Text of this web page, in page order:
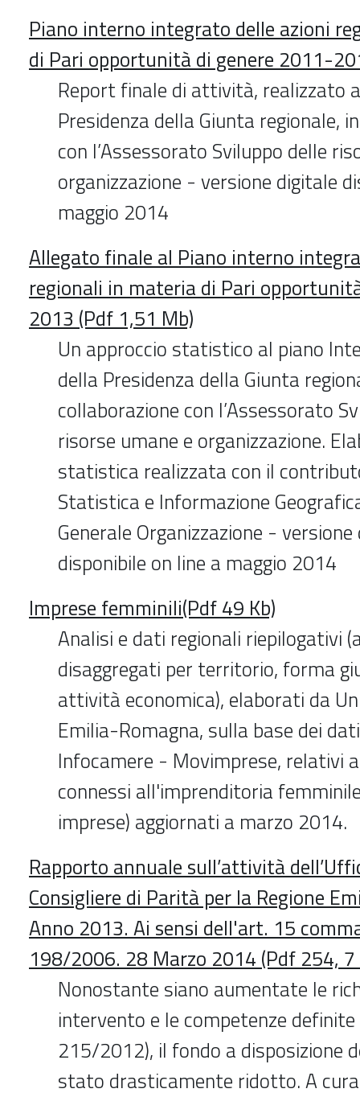
Piano interno integrato delle azioni
di Pari opportunità di genere 2011-
Report finale di attività, realizzato
Presidenza della Giunta regionale,
con l’Assessorato Sviluppo delle
organizzazione - versione digitale
maggio 2014
Allegato finale al Piano interno
regionali in materia di Pari
2013 (Pdf 1,51 Mb)
Un approccio statistico al piano
della Presidenza della Giunta
collaborazione con l’Assessorato
risorse umane e organizzazione.
statistica realizzata con il
Statistica e Informazione
Generale Organizzazione -
disponibile on line a maggio 2014
Imprese femminili(Pdf 49 Kb)
Analisi e dati regionali riepilogativi
disaggregati per territorio, forma
attività economica), elaborati da
Emilia-Romagna, sulla base dei
Infocamere - Movimprese, relativi
connessi all'imprenditoria
imprese) aggiornati a marzo 2014.
Rapporto annuale sull’attività
Consigliere di Parità per la Regione
Anno 2013. Ai sensi dell'art. 15
198/2006. 28 Marzo 2014 (Pdf 254, 7
Nonostante siano aumentate le
intervento e le competenze definite
215/2012), il fondo a disposizione
stato drasticamente ridotto. A